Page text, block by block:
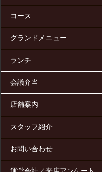
コース
グランドメニュー
ランチ
会議弁当
店舗案内
スタッフ紹介
お問い合わせ